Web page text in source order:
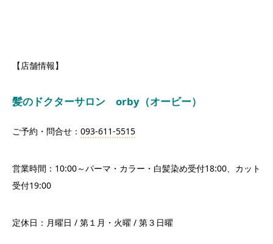
【店舗情報】
髪のドクターサロン orby（オービー）
ご予約・問合せ： 093-611-5515
営業時間：10:00～パーマ・カラー・白髪染め受付18:00、カット
受付19:00
定休日：月曜日 / 第１月・火曜 / 第３日曜